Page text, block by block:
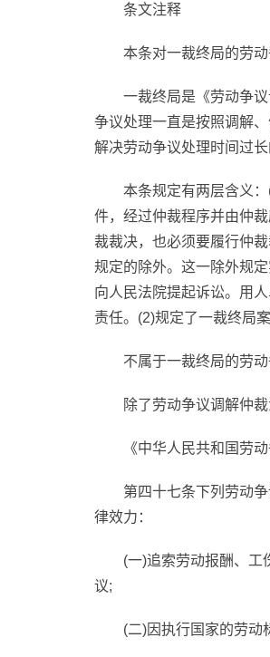
条文注释
本条对一裁终局的劳动
一裁终局是《劳动争
争议处理一直是按照调解
解决劳动争议处理时间过长
本条规定有两层含义
件，经过仲裁程序并由仲
裁裁决，也必须要履行仲
规定的除外。这一除外规
向人民法院提起诉讼。用
责任。(2)规定了一裁终局
不属于一裁终局的劳
除了劳动争议调解仲
《中华人民共和国劳
第四十七条下列劳动
律效力：
(一)追索劳动报酬、工
议;
(二)因执行国家的劳动